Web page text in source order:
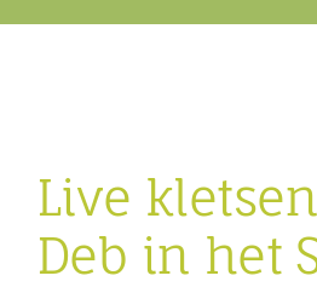
Eibergen onderneemt
Winkels
Bedrijven
Live
Deb in het